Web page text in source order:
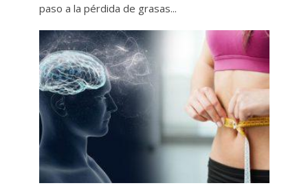
paso a la pérdida de grasas...